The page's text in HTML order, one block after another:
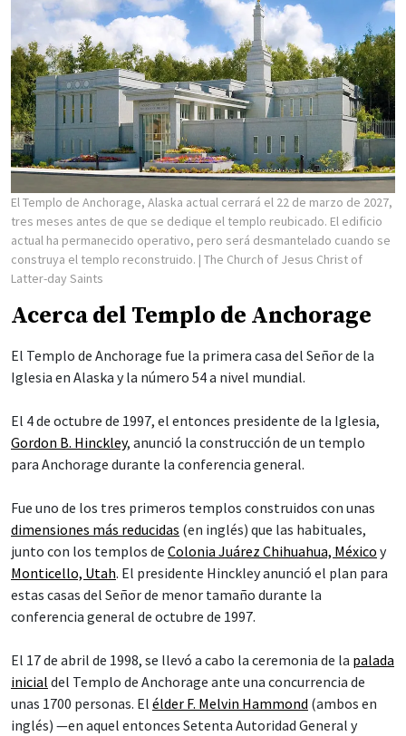
El Templo de Anchorage, Alaska actual cerrará el 22 de marzo de 2027,
tres meses antes de que se dedique el templo reubicado. El edificio
actual ha permanecido operativo, pero será desmantelado cuando se
construya el templo reconstruido. | The Church of Jesus Christ of
Latter-day Saints
Acerca del Templo de Anchorage
El Templo de Anchorage fue la primera casa del Señor de la
Iglesia en Alaska y la número 54 a nivel mundial.
El 4 de octubre de 1997, el entonces presidente de la Iglesia,
Gordon B. Hinckley, anunció la construcción de un templo
para Anchorage durante la conferencia general.
Fue uno de los tres primeros templos construidos con unas
dimensiones más reducidas (en inglés) que las habituales,
junto con los templos de Colonia Juárez Chihuahua, México y
Monticello, Utah. El presidente Hinckley anunció el plan para
estas casas del Señor de menor tamaño durante la
conferencia general de octubre de 1997.
El 17 de abril de 1998, se llevó a cabo la ceremonia de la palada
inicial del Templo de Anchorage ante una concurrencia de
unas 1700 personas. El élder F. Melvin Hammond (ambos en
inglés) —en aquel entonces Setenta Autoridad General y